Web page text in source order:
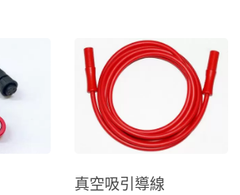
真空吸引導線